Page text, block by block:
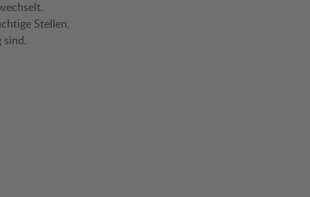
Stellen,
sind.